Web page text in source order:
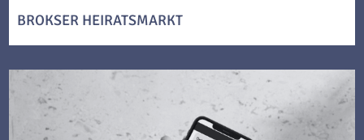
BROKSER HEIRATSMARKT